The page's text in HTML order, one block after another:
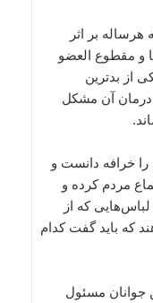
هرساله بر اثر
و مقطوع العضو
از بدترین
آن مشکل
خرافه دانست و
مردم کرده و
که از
که باید گفت کدام
جوانان مسئول